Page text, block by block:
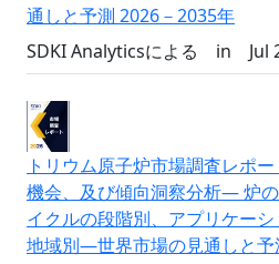
通しと予測 2026－2035年
SDKI Analyticsによる
in Jul
トリウム原子炉市場調査レポ
機会、及び傾向洞察分析― 炉
イクルの段階別、アプリケー
地域別―世界市場の見通しと